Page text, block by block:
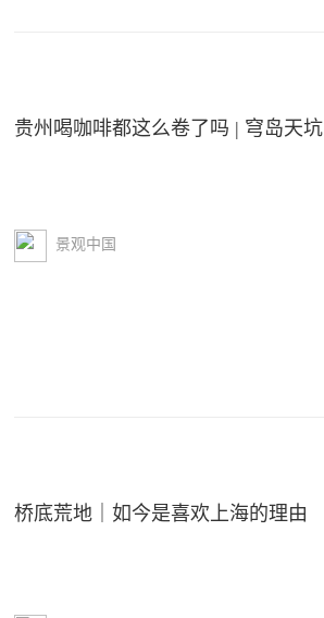
贵州喝咖啡都这么卷了吗 | 穹岛天坑
景观中国
桥底荒地｜如今是喜欢上海的理由